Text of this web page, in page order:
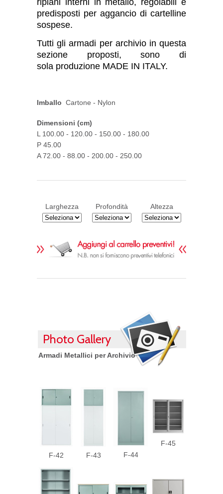
predisposti per aggancio di cartelline
sospese.
Tutti gli armadi per archivio in questa
sezione proposti, sono di
sola produzione MADE IN ITALY.
Imballo Cartone - Nylon
Dimensioni (cm)
L 100.00 - 120.00 - 150.00 - 180.00
P 45.00
A 72.00 - 88.00 - 200.00 - 250.00
Larghezza Profondità Altezza
Photo Gallery
Armadi Metallici per Archivio
F-42 F-43 F-44
F-45